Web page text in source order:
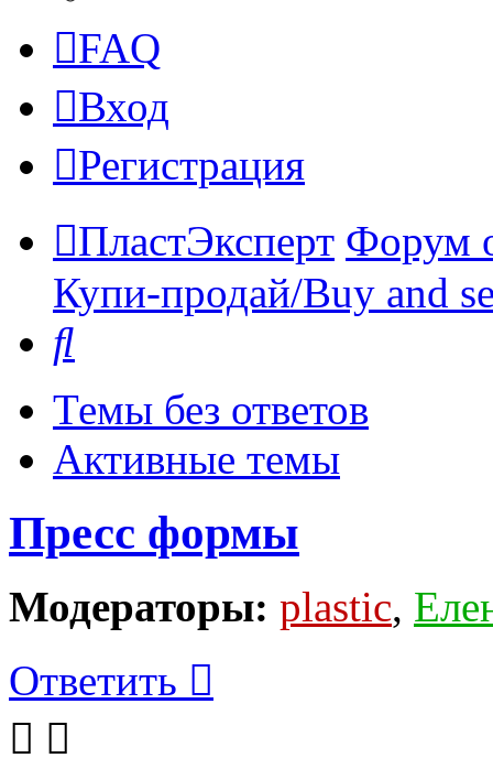
FAQ
Вход
Регистрация
ПластЭксперт Форум
Купи-продай/Buy and
Темы без ответов
Активные темы
Пресс формы
Модераторы: plastic,
Ответить